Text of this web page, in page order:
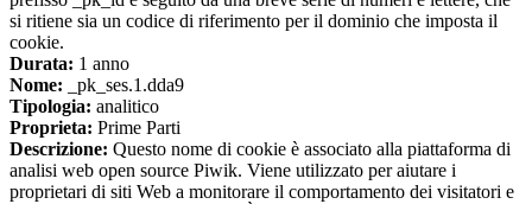
si ritiene sia un codice di riferimento per il dominio che imposta il
cookie.
Durata: 1 anno
Nome: _pk_ses.1.dda9
Tipologia: analitico
Proprieta: Prime Parti
Descrizione: Questo nome di cookie è associato alla piattaforma di
analisi web open source Piwik. Viene utilizzato per aiutare i
proprietari di siti Web a monitorare il comportamento dei visitatori e